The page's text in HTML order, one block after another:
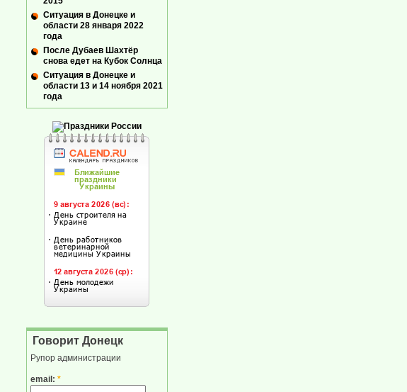
Ситуация в Донецке и
области 28 января 2022
года
После Дубаев Шахтёр
снова едет на Кубок Солнца
Ситуация в Донецке и
области 13 и 14 ноября 2021
года
Говорит Донецк
Рупор администрации
email: *